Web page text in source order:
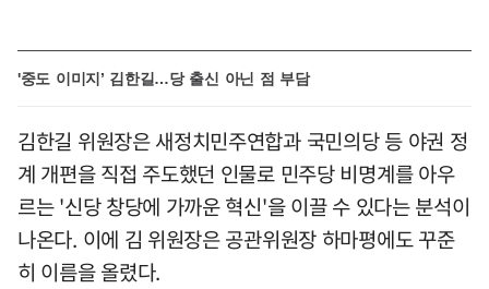
'중도 이미지’ 김한길…당 출신 아닌 점 부담
김한길 위원장은 새정치민주연합과 국민의당 등 야권 정
계 개편을 직접 주도했던 인물로 민주당 비명계를 아우
르는 '신당 창당에 가까운 혁신'을 이끌 수 있다는 분석이
나온다. 이에 김 위원장은 공관위원장 하마평에도 꾸준
히 이름을 올렸다.